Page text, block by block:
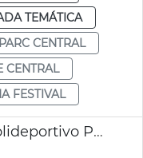
TEMÁTICA
PARC CENTRAL
CENTRAL
FESTIVAL
JGL Licitación gestión Polideportivo Parc Central